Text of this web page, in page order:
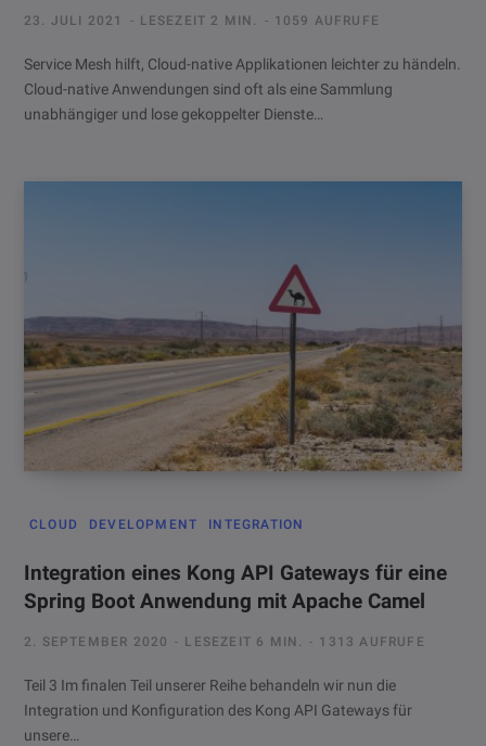
23. JULI 2021 LESEZEIT 2 MIN. 1059 AUFRUFE
Service Mesh hilft, Cloud-native Applikationen leichter zu händeln.
Cloud-native Anwendungen sind oft als eine Sammlung
unabhängiger und lose gekoppelter Dienste…
CLOUD DEVELOPMENT INTEGRATION
Integration eines Kong API Gateways für eine
Spring Boot Anwendung mit Apache Camel
2. SEPTEMBER 2020 LESEZEIT 6 MIN. 1313 AUFRUFE
Teil 3 Im finalen Teil unserer Reihe behandeln wir nun die
Integration und Konfiguration des Kong API Gateways für
unsere…